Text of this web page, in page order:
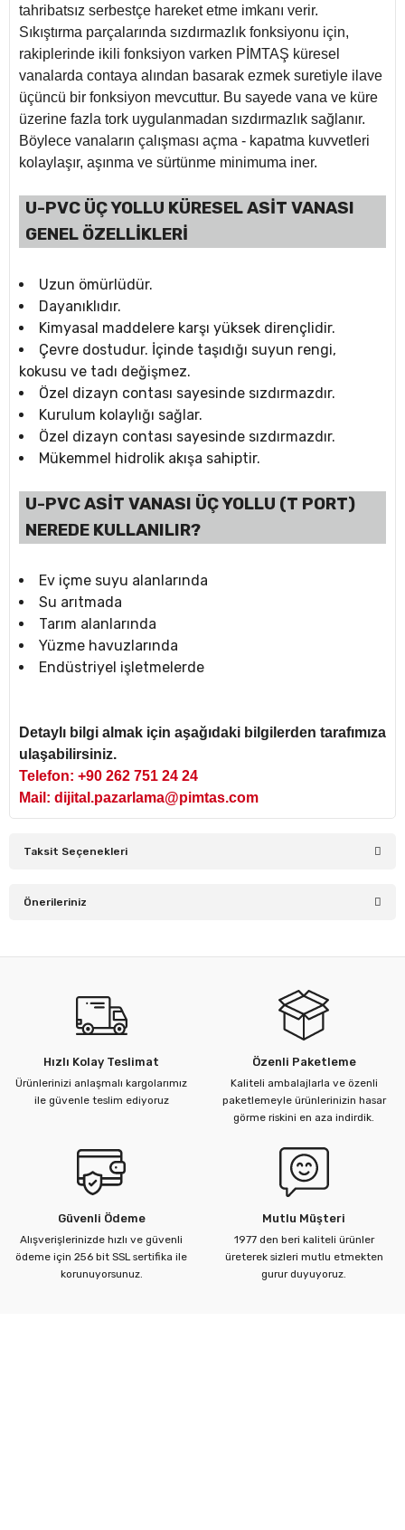
tahribatsız serbestçe hareket etme imkanı verir.
Sıkıştırma parçalarında sızdırmazlık fonksiyonu için,
rakiplerinde ikili fonksiyon varken PİMTAŞ küresel
vanalarda contaya alından basarak ezmek suretiyle ilave
üçüncü bir fonksiyon mevcuttur. Bu sayede vana ve küre
üzerine fazla tork uygulanmadan sızdırmazlık sağlanır.
Böylece vanaların çalışması açma - kapatma kuvvetleri
kolaylaşır, aşınma ve sürtünme minimuma iner.
U-PVC ÜÇ YOLLU KÜRESEL ASİT VANASI
GENEL ÖZELLİKLERİ
Uzun ömürlüdür.
Dayanıklıdır.
Kimyasal maddelere karşı yüksek dirençlidir.
Çevre dostudur. İçinde taşıdığı suyun rengi,
kokusu ve tadı değişmez.
Özel dizayn contası sayesinde sızdırmazdır.
Kurulum kolaylığı sağlar.
Özel dizayn contası sayesinde sızdırmazdır.
Mükemmel hidrolik akışa sahiptir.
U-PVC ASİT VANASI ÜÇ YOLLU (T PORT)
NEREDE KULLANILIR?
Ev içme suyu alanlarında
Su arıtmada
Tarım alanlarında
Yüzme havuzlarında
Endüstriyel işletmelerde
Detaylı bilgi almak için aşağıdaki bilgilerden tarafımıza
ulaşabilirsiniz.
Telefon: +90 262 751 24 24
Mail: dijital.pazarlama@pimtas.com
Taksit Seçenekleri
Önerileriniz
Görüş ve önerileriniz için teşekkür ederiz.
Ürün açıklamasında eksik bilgiler bulunuyor.
Ürün bilgilerinde hatalar bulunuyor.
Ürün fiyatı diğer sitelerden daha pahalı.
Bu ürüne benzer farklı alternatifler olmalı.
Hızlı Kolay Teslimat
Ürünlerinizi anlaşmalı kargolarımız
ile güvenle teslim ediyoruz
Özenli Paketleme
Kaliteli ambalajlarla ve özenli
paketlemeyle ürünlerinizin hasar
görme riskini en aza indirdik.
Güvenli Ödeme
Alışverişlerinizde hızlı ve güvenli
ödeme için 256 bit SSL sertifika ile
korunuyorsunuz.
Mutlu Müşteri
1977 den beri kaliteli ürünler
üreterek sizleri mutlu etmekten
gurur duyuyoruz.